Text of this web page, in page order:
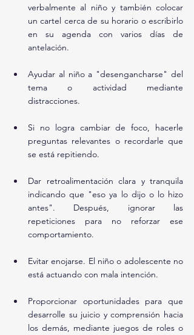
verbalmente al niño y también colocar
un cartel cerca de su horario o escribirlo
en su agenda con varios días de
antelación.
Ayudar al niño a "desengancharse" del
tema o actividad mediante
distracciones.
Si no logra cambiar de foco, hacerle
preguntas relevantes o recordarle que
se está repitiendo.
Dar retroalimentación clara y tranquila
indicando que "eso ya lo dijo o lo hizo
antes". Después, ignorar las
repeticiones para no reforzar ese
comportamiento.
Evitar enojarse. El niño o adolescente no
está actuando con mala intención.
Proporcionar oportunidades para que
desarrolle su juicio y comprensión hacia
los demás, mediante juegos de roles o